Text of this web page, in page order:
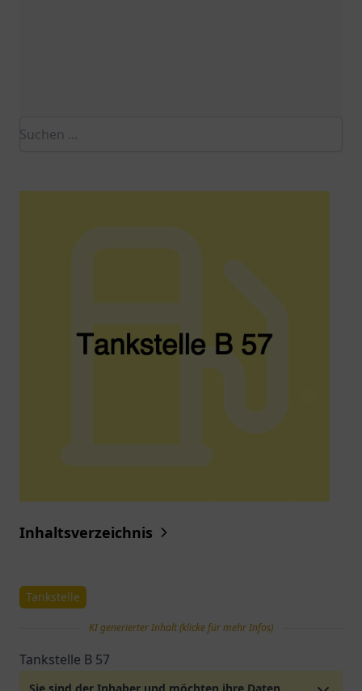
Inhaltsverzeichnis
Tankstelle
KI generierter Inhalt (klicke für mehr Infos)
Tankstelle B 57